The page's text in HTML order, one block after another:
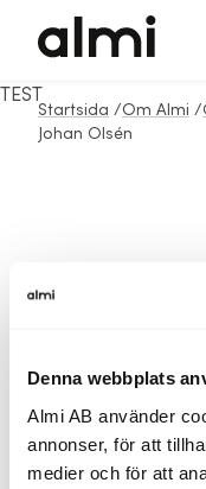
Denna webbplats
Almi AB använder
annonser, för att
medier och för att
Startsida /Om Almi /
Johan Olsén
TEST